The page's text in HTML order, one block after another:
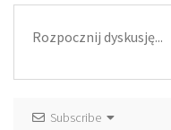
Subscribe